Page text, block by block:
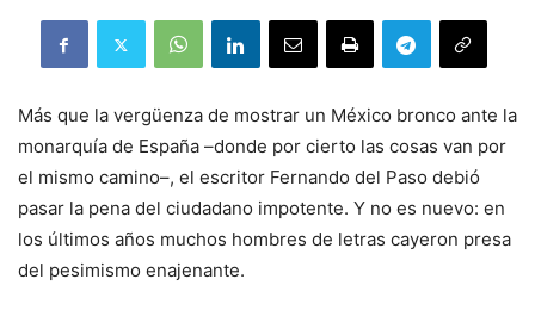
Más que la vergüenza de mostrar un México bronco ante la
monarquía de España –donde por cierto las cosas van por
el mismo camino–, el escritor Fernando del Paso debió
pasar la pena del ciudadano impotente. Y no es nuevo: en
los últimos años muchos hombres de letras cayeron presa
del pesimismo enajenante.